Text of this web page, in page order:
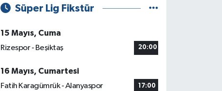
Süper Lig Fikstür
15 Mayıs, Cuma
Rizespor - Beşiktaş
20:00
16 Mayıs, Cumartesi
Fatih Karagümrük - Alanyaspor
17:00